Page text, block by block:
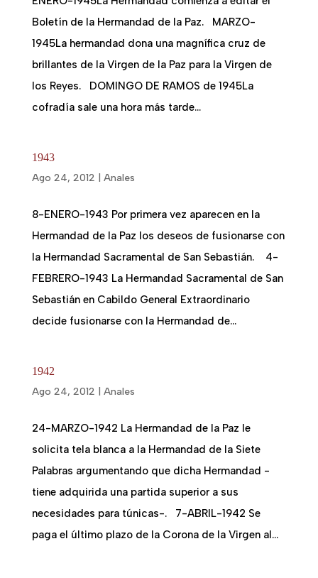
Boletín de la Hermandad de la Paz. MARZO-
1945La hermandad dona una magnífica cruz de
brillantes de la Virgen de la Paz para la Virgen de
los Reyes. DOMINGO DE RAMOS de 1945La
cofradía sale una hora más tarde...
1943
Ago 24, 2012
Anales
8-ENERO-1943 Por primera vez aparecen en la
Hermandad de la Paz los deseos de fusionarse con
la Hermandad Sacramental de San Sebastián. 4-
FEBRERO-1943 La Hermandad Sacramental de San
Sebastián en Cabildo General Extraordinario
decide fusionarse con la Hermandad de...
1942
Ago 24, 2012
Anales
24-MARZO-1942 La Hermandad de la Paz le
solicita tela blanca a la Hermandad de la Siete
Palabras argumentando que dicha Hermandad -
tiene adquirida una partida superior a sus
necesidades para túnicas-. 7-ABRIL-1942 Se
paga el último plazo de la Corona de la Virgen al...